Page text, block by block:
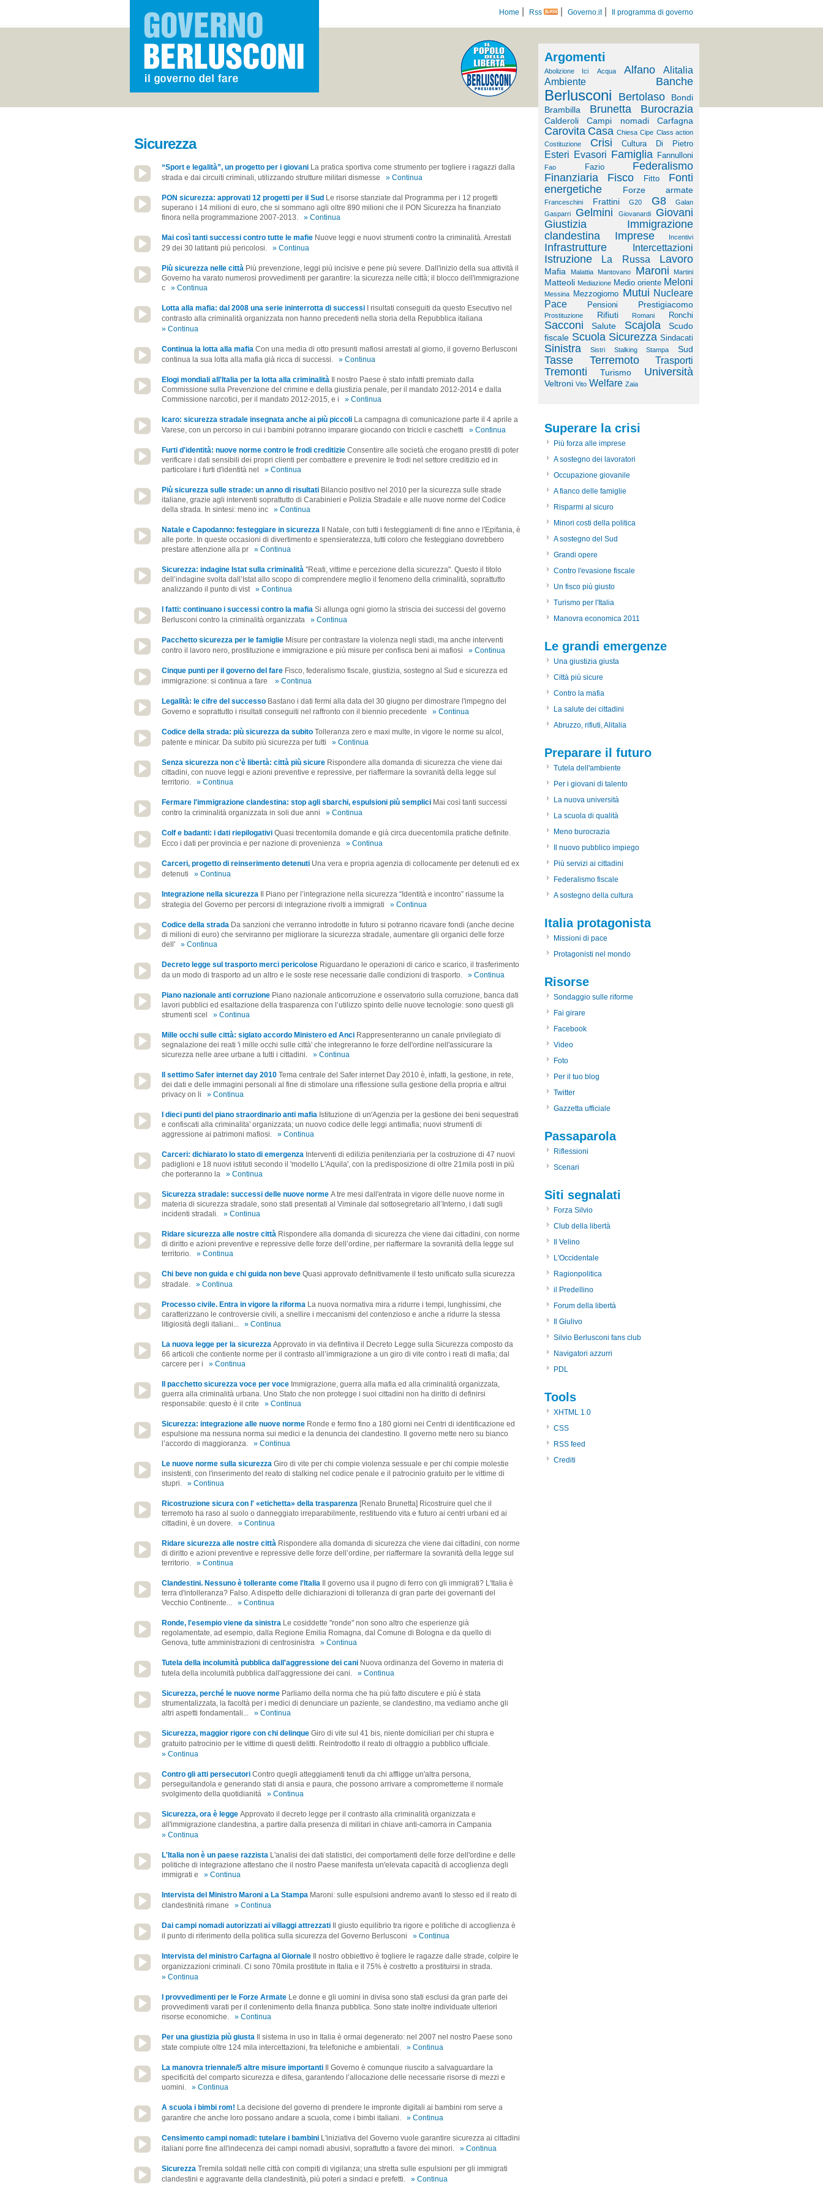
Home Rss Governo.it| Il programma di governo
Sicurezza
“Sport e legalità”, un progetto per i giovani La pratica sportiva come strumento per togliere i ragazzi dalla
strada e dai circuiti criminali, utilizzando strutture militari dismesse
» Continua
PON sicurezza: approvati 12 progetti per il Sud Le risorse stanziate dal Programma per i 12 progetti
superano i 14 milioni di euro, che si sommano agli oltre 890 milioni che il PON Sicurezza ha finanziato
finora nella programmazione 2007-2013.
» Continua
Mai così tanti successi contro tutte le mafie Nuove leggi e nuovi strumenti contro la criminalità. Arrestati
29 dei 30 latitanti più pericolosi.
» Continua
Più sicurezza nelle città Più prevenzione, leggi più incisive e pene più severe. Dall'inizio della sua attività il
Governo ha varato numerosi provvedimenti per garantire: la sicurezza nelle città; il blocco dell'immigrazione
c
» Continua
Lotta alla mafia: dal 2008 una serie ininterrotta di successi
I risultati conseguiti da questo Esecutivo nel
contrasto alla criminalità organizzata non hanno precedenti nella storia della Repubblica italiana
» Continua
Continua la lotta alla mafia Con una media di otto presunti mafiosi arrestati al giorno, il governo Berlusconi
continua la sua lotta alla mafia già ricca di successi.
» Continua
Elogi mondiali all'Italia per la lotta alla criminalità
Il nostro Paese è stato infatti premiato dalla
Commissione sulla Prevenzione del crimine e della giustizia penale, per il mandato 2012-2014 e dalla
Commissione narcotici, per il mandato 2012-2015, e i
» Continua
Icaro: sicurezza stradale insegnata anche ai più piccoli La campagna di comunicazione parte il 4 aprile a
Varese, con un percorso in cui i bambini potranno imparare giocando con tricicli e caschetti
» Continua
Furti d'identità: nuove norme contro le frodi creditizie Consentire alle società che erogano prestiti di poter
verificare i dati sensibili dei propri clienti per combattere e prevenire le frodi nel settore creditizio ed in
particolare i furti d'identità nel
» Continua
Più sicurezza sulle strade: un anno di risultati Bilancio positivo nel 2010 per la sicurezza sulle strade
italiane, grazie agli interventi soprattutto di Carabinieri e Polizia Stradale e alle nuove norme del Codice
della strada. In sintesi: meno inc
» Continua
Natale e Capodanno: festeggiare in sicurezza
Il Natale, con tutti i festeggiamenti di fine anno e l'Epifania, è
alle porte. In queste occasioni di divertimento e spensieratezza, tutti coloro che festeggiano dovrebbero
prestare attenzione alla pr
» Continua
Sicurezza: indagine Istat sulla criminalità "Reati, vittime e percezione della sicurezza". Questo il titolo
dell’indagine svolta dall’Istat allo scopo di comprendere meglio il fenomeno della criminalità, soprattutto
analizzando il punto di vist
» Continua
I fatti: continuano i successi contro la mafia Si allunga ogni giorno la striscia dei successi del governo
Berlusconi contro la criminalità organizzata
» Continua
Pacchetto sicurezza per le famiglie Misure per contrastare la violenza negli stadi, ma anche interventi
contro il lavoro nero, prostituzione e immigrazione e più misure per confisca beni ai mafiosi
» Continua
Cinque punti per il governo del fare Fisco, federalismo fiscale, giustizia, sostegno al Sud e sicurezza ed
immigrazione: si continua a fare
» Continua
Legalità: le cifre del successo Bastano i dati fermi alla data del 30 giugno per dimostrare l'impegno del
Governo e soprattutto i risultati conseguiti nel raffronto con il biennio precedente
» Continua
Codice della strada: più sicurezza da subito Tolleranza zero e maxi multe, in vigore le norme su alcol,
patente e minicar. Da subito più sicurezza per tutti
» Continua
Senza sicurezza non c'è libertà: città più sicure Rispondere alla domanda di sicurezza che viene dai
cittadini, con nuove leggi e azioni preventive e repressive, per riaffermare la sovranità della legge sul
territorio.
» Continua
Fermare l'immigrazione clandestina: stop agli sbarchi, espulsioni più semplici Mai così tanti successi
contro la criminalità organizzata in soli due anni
» Continua
Colf e badanti: i dati riepilogativi Quasi trecentomila domande e già circa duecentomila pratiche definite.
Ecco i dati per provincia e per nazione di provenienza
» Continua
Carceri, progetto di reinserimento detenuti Una vera e propria agenzia di collocamente per detenuti ed ex
detenuti
» Continua
Integrazione nella sicurezza
Il Piano per l’integrazione nella sicurezza “Identità e incontro” riassume la
strategia del Governo per percorsi di integrazione rivolti a immigrati
» Continua
Codice della strada Da sanzioni che verranno introdotte in futuro si potranno ricavare fondi (anche decine
di milioni di euro) che serviranno per migliorare la sicurezza stradale, aumentare gli organici delle forze
dell'
» Continua
Decreto legge sul trasporto merci pericolose Riguardano le operazioni di carico e scarico, il trasferimento
da un modo di trasporto ad un altro e le soste rese necessarie dalle condizioni di trasporto.
» Continua
Piano nazionale anti corruzione Piano nazionale anticorruzione e osservatorio sulla corruzione, banca dati
lavori pubblici ed esaltazione della trasparenza con l’utilizzo spinto delle nuove tecnologie: sono questi gli
strumenti scel
» Continua
Mille occhi sulle città: siglato accordo Ministero ed Anci Rappresenteranno un canale privilegiato di
segnalazione dei reati 'i mille occhi sulle città' che integreranno le forze dell'ordine nell'assicurare la
sicurezza nelle aree urbane a tutti i cittadini.
» Continua
Il settimo Safer internet day 2010 Tema centrale del Safer internet Day 2010 è, infatti, la gestione, in rete,
dei dati e delle immagini personali al fine di stimolare una riflessione sulla gestione della propria e altrui
privacy on li
» Continua
I dieci punti del piano straordinario anti mafia Istituzione di un'Agenzia per la gestione dei beni sequestrati
e confiscati alla criminalita' organizzata; un nuovo codice delle leggi antimafia; nuovi strumenti di
aggressione ai patrimoni mafiosi.
» Continua
Carceri: dichiarato lo stato di emergenza Interventi di edilizia penitenziaria per la costruzione di 47 nuovi
padiglioni e 18 nuovi istituti secondo il 'modello L'Aquila', con la predisposizione di oltre 21mila posti in più
che porteranno la
» Continua
Sicurezza stradale: successi delle nuove norme A tre mesi dall'entrata in vigore delle nuove norme in
materia di sicurezza stradale, sono stati presentati al Viminale dal sottosegretario all’Interno, i dati sugli
incidenti stradali.
» Continua
Ridare sicurezza alle nostre città Rispondere alla domanda di sicurezza che viene dai cittadini, con norme
di diritto e azioni preventive e repressive delle forze dell’ordine, per riaffermare la sovranità della legge sul
territorio.
» Continua
Chi beve non guida e chi guida non beve Quasi approvato definitivamente il testo unificato sulla sicurezza
stradale.
» Continua
Processo civile. Entra in vigore la riforma La nuova normativa mira a ridurre i tempi, lunghissimi, che
caratterizzano le controversie civili, a snellire i meccanismi del contenzioso e anche a ridurre la stessa
litigiosità degli italiani...
» Continua
La nuova legge per la sicurezza Approvato in via defintiiva il Decreto Legge sulla Sicurezza composto da
66 articoli che contiente norme per il contrasto all’immigrazione a un giro di vite contro i reati di mafia; dal
carcere per i
» Continua
Il pacchetto sicurezza voce per voce Immigrazione, guerra alla mafia ed alla criminalità organizzata,
guerra alla criminalità urbana. Uno Stato che non protegge i suoi cittadini non ha diritto di definirsi
responsabile: questo è il crite
» Continua
Sicurezza: integrazione alle nuove norme Ronde e fermo fino a 180 giorni nei Centri di identificazione ed
espulsione ma nessuna norma sui medici e la denuncia dei clandestino. Il governo mette nero su bianco
l’accordo di maggioranza.
» Continua
Le nuove norme sulla sicurezza Giro di vite per chi compie violenza sessuale e per chi compie molestie
insistenti, con l'inserimento del reato di stalking nel codice penale e il patrocinio gratuito per le vittime di
stupri.
» Continua
Ricostruzione sicura con l' «etichetta» della trasparenza [Renato Brunetta] Ricostruire quel che il
terremoto ha raso al suolo o danneggiato irreparabilmente, restituendo vita e futuro ai centri urbani ed ai
cittadini, è un dovere.
» Continua
Ridare sicurezza alle nostre città Rispondere alla domanda di sicurezza che viene dai cittadini, con norme
di diritto e azioni preventive e repressive delle forze dell’ordine, per riaffermare la sovranità della legge sul
territorio.
» Continua
Clandestini. Nessuno è tollerante come l'Italia
Il governo usa il pugno di ferro con gli immigrati? L'Italia è
terra d'intolleranza? Falso. A dispetto delle dichiarazioni di tolleranza di gran parte dei governanti del
Vecchio Continente...
» Continua
Ronde, l'esempio viene da sinistra Le cosiddette "ronde" non sono altro che esperienze già
regolamentate, ad esempio, dalla Regione Emilia Romagna, dal Comune di Bologna e da quello di
Genova, tutte amministrazioni di centrosinistra
» Continua
Tutela della incolumità pubblica dall'aggressione dei cani Nuova ordinanza del Governo in materia di
tutela della incolumità pubblica dall'aggressione dei cani.
» Continua
Sicurezza, perché le nuove norme Parliamo della norma che ha più fatto discutere e più è stata
strumentalizzata, la facoltà per i medici di denunciare un paziente, se clandestino, ma vediamo anche gli
altri aspetti fondamentali...
» Continua
Sicurezza, maggior rigore con chi delinque Giro di vite sul 41 bis, niente domiciliari per chi stupra e
gratuito patrocinio per le vittime di questi delitti. Reintrodotto il reato di oltraggio a pubblico ufficiale.
» Continua
Contro gli atti persecutori Contro quegli atteggiamenti tenuti da chi affligge un'altra persona,
perseguitandola e generando stati di ansia e paura, che possono arrivare a comprometterne il normale
svolgimento della quotidianitá
» Continua
Sicurezza, ora è legge Approvato il decreto legge per il contrasto alla criminalità organizzata e
all'immigrazione clandestina, a partire dalla presenza di militari in chiave anti-camorra in Campania
» Continua
L'Italia non è un paese razzista L'analisi dei dati statistici, dei comportamenti delle forze dell'ordine e delle
politiche di integrazione attestano che il nostro Paese manifesta un'elevata capacità di accoglienza degli
immigrati e
» Continua
Intervista del Ministro Maroni a La Stampa Maroni: sulle espulsioni andremo avanti lo stesso ed il reato di
clandestinità rimane
» Continua
Dai campi nomadi autorizzati ai villaggi attrezzati
Il giusto equilibrio tra rigore e politiche di accoglienza è
il punto di riferimento della politica sulla sicurezza del Governo Berlusconi
» Continua
Intervista del ministro Carfagna al Giornale
Il nostro obbiettivo è togliere le ragazze dalle strade, colpire le
organizzazioni criminali. Ci sono 70mila prostitute in Italia e il 75% è costretto a prostituirsi in strada.
» Continua
I provvedimenti per le Forze Armate Le donne e gli uomini in divisa sono stati esclusi da gran parte dei
provvedimenti varati per il contenimento della finanza pubblica. Sono state inoltre individuate ulteriori
risorse economiche.
» Continua
Per una giustizia più giusta
Il sistema in uso in Italia è ormai degenerato: nel 2007 nel nostro Paese sono
state compiute oltre 124 mila intercettazioni, fra telefoniche e ambientali.
» Continua
La manovra triennale/5 altre misure importanti
Il Governo è comunque riuscito a salvaguardare la
specificità del comparto sicurezza e difesa, garantendo l’allocazione delle necessarie risorse di mezzi e
uomini.
» Continua
A scuola i bimbi rom! La decisione del governo di prendere le impronte digitali ai bambini rom serve a
garantire che anche loro possano andare a scuola, come i bimbi italiani.
» Continua
Censimento campi nomadi: tutelare i bambini L'iniziativa del Governo vuole garantire sicurezza ai cittadini
italiani porre fine all'indecenza dei campi nomadi abusivi, soprattutto a favore dei minori.
» Continua
Sicurezza Tremila soldati nelle città con compiti di vigilanza; una stretta sulle espulsioni per gli immigrati
clandestini e aggravante della clandestinità, più poteri a sindaci e prefetti.
» Continua
Argomenti
Abolizione Ici Acqua Alfano
Alitalia
Ambiente
Banche
Berlusconi Bertolaso
Bondi
Brambilla
Brunetta Burocrazia
Calderoli Campi nomadi Carfagna
Carovita Casa Chiesa Cipe Class action
Costituzione
Crisi Cultura Di Pietro
Esteri Evasori Famiglia Fannulloni
Fao Fazio
Federalismo
Finanziaria
Fisco Fitto
Fonti
energetiche
Forze armate
Franceschini Frattini G20 G8
Galan
Gasparri
Gelmini Giovanardi
Giovani
Giustizia
Immigrazione
clandestina
Imprese Incentivi
Infrastrutture Intercettazioni
Istruzione La Russa Lavoro
Mafia Malattia Mantovano Maroni Martini
Matteoli Mediazione Medio oriente Meloni
Messina Mezzogiorno Mutui Nucleare
Pace
Pensioni Prestigiacomo
Prostituzione Rifiuti Romani Ronchi
Sacconi Salute Scajola
Scudo
fiscale Scuola Sicurezza Sindacati
Sinistra Sistri Stalking Stampa Sud
Tasse Terremoto Trasporti
Tremonti Turismo Università
Veltroni Vito Welfare Zaia
Superare la crisi
Più forza alle imprese
A sostegno dei lavoratori
Occupazione giovanile
A fianco delle famiglie
Risparmi al sicuro
Minori costi della politica
A sostegno del Sud
Grandi opere
Contro l'evasione fiscale
Un fisco più giusto
Turismo per l'Italia
Manovra economica 2011
Le grandi emergenze
Una giustizia giusta
Città più sicure
Contro la mafia
La salute dei cittadini
Abruzzo, rifiuti, Alitalia
Preparare il futuro
Tutela dell'ambiente
Per i giovani di talento
La nuova università
La scuola di qualità
Meno burocrazia
Il nuovo pubblico impiego
Più servizi ai cittadini
Federalismo fiscale
A sostegno della cultura
Italia protagonista
Missioni di pace
Protagonisti nel mondo
Risorse
Sondaggio sulle riforme
Fai girare
Facebook
Video
Foto
Per il tuo blog
Twitter
Gazzetta ufficiale
Passaparola
Riflessioni
Scenari
Siti segnalati
Forza Silvio
Club della libertà
Il Velino
L'Occidentale
Ragionpolitica
il Predellino
Forum della libertà
Il Giulivo
Silvio Berlusconi fans club
Navigatori azzurri
PDL
Tools
XHTML 1.0
CSS
RSS feed
Crediti